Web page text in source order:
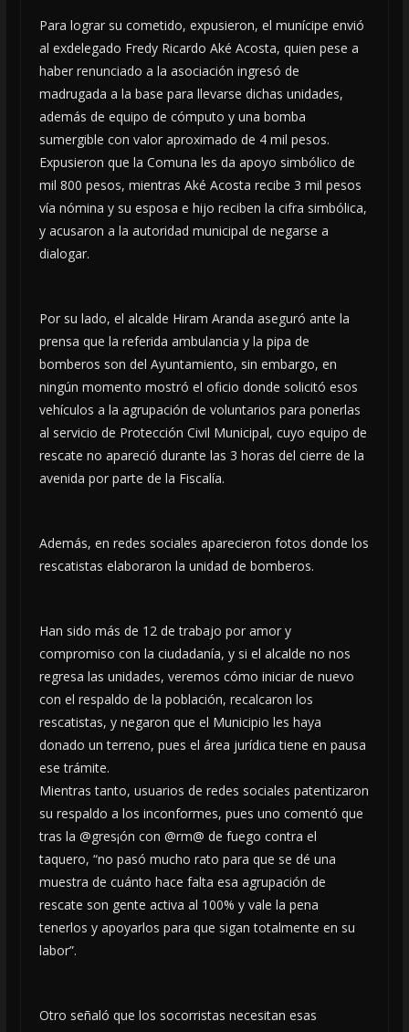
Para lograr su cometido, expusieron, el munícipe envió
al exdelegado Fredy Ricardo Aké Acosta, quien pese a
haber renunciado a la asociación ingresó de
madrugada a la base para llevarse dichas unidades,
además de equipo de cómputo y una bomba
sumergible con valor aproximado de 4 mil pesos.
Expusieron que la Comuna les da apoyo simbólico de
mil 800 pesos, mientras Aké Acosta recibe 3 mil pesos
vía nómina y su esposa e hijo reciben la cifra simbólica,
y acusaron a la autoridad municipal de negarse a
dialogar.
Por su lado, el alcalde Hiram Aranda aseguró ante la
prensa que la referida ambulancia y la pipa de
bomberos son del Ayuntamiento, sin embargo, en
ningún momento mostró el oficio donde solicitó esos
vehículos a la agrupación de voluntarios para ponerlas
al servicio de Protección Civil Municipal, cuyo equipo de
rescate no apareció durante las 3 horas del cierre de la
avenida por parte de la Fiscalía.
Además, en redes sociales aparecieron fotos donde los
rescatistas elaboraron la unidad de bomberos.
Han sido más de 12 de trabajo por amor y
compromiso con la ciudadanía, y si el alcalde no nos
regresa las unidades, veremos cómo iniciar de nuevo
con el respaldo de la población, recalcaron los
rescatistas, y negaron que el Municipio les haya
donado un terreno, pues el área jurídica tiene en pausa
ese trámite.
Mientras tanto, usuarios de redes sociales patentizaron
su respaldo a los inconformes, pues uno comentó que
tras la @gres¡ón con @rm@ de fuego contra el
taquero, “no pasó mucho rato para que se dé una
muestra de cuánto hace falta esa agrupación de
rescate son gente activa al 100% y vale la pena
tenerlos y apoyarlos para que sigan totalmente en su
labor”.
Otro señaló que los socorristas necesitan esas